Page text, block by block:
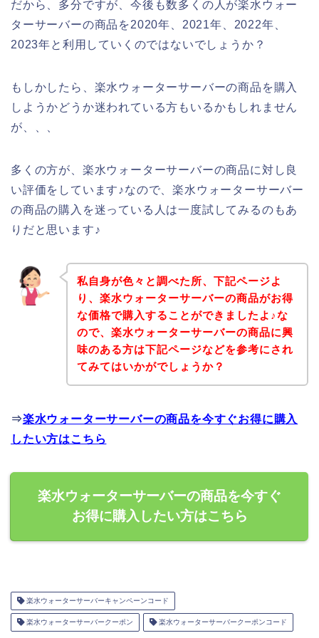
だから、多分ですが、今後も数多くの人が楽水ウォー
ターサーバーの商品を2020年、2021年、2022年、
2023年と利用していくのではないでしょうか？
もしかしたら、楽水ウォーターサーバーの商品を購入
しようかどうか迷われている方もいるかもしれません
が、、、
多くの方が、楽水ウォーターサーバーの商品に対し良
い評価をしています♪なので、楽水ウォーターサーバー
の商品の購入を迷っている人は一度試してみるのもあ
りだと思います♪
私自身が色々と調べた所、下記ページよ
り、楽水ウォーターサーバーの商品がお得
な価格で購入することができましたよ♪な
ので、楽水ウォーターサーバーの商品に興
味のある方は下記ページなどを参考にされ
てみてはいかがでしょうか？
⇒楽水ウォーターサーバーの商品を今すぐお得に購入
したい方はこちら
楽水ウォーターサーバーの商品を今すぐ
お得に購入したい方はこちら
楽水ウォーターサーバーキャンペーンコード
楽水ウォーターサーバークーポン 楽水ウォーターサーバークーポンコード